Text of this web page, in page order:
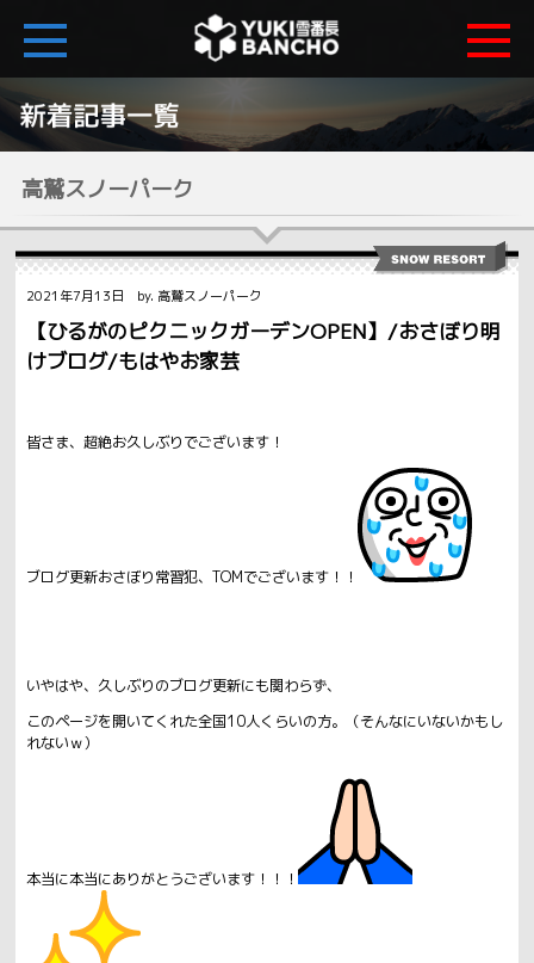
高鷲スノーパーク
2021年7月13日 by. 高鷲スノーパーク
【ひるがのピクニックガーデンOPEN】/おさぼり明
けブログ/もはやお家芸
皆さま、超絶お久しぶりでございます！
ブログ更新おさぼり常習犯、TOMでございます！！
いやはや、久しぶりのブログ更新にも関わらず、
このページを開いてくれた全国10人くらいの方。（そんなにいないかもし
れないｗ）
本当に本当にありがとうございます！！！